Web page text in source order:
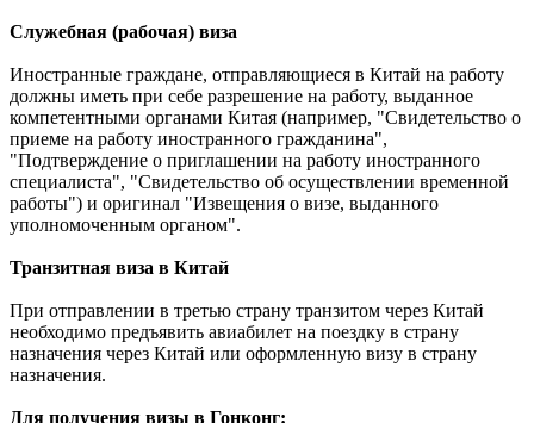
Служебная (рабочая) виза
Иностранные граждане, отправляющиеся в Китай на работу
должны иметь при себе разрешение на работу, выданное
компетентными органами Китая (например, "Свидетельство о
приеме на работу иностранного гражданина",
"Подтверждение о приглашении на работу иностранного
специалиста", "Свидетельство об осуществлении временной
работы") и оригинал "Извещения о визе, выданного
уполномоченным органом".
Транзитная виза в Китай
При отправлении в третью страну транзитом через Китай
необходимо предъявить авиабилет на поездку в страну
назначения через Китай или оформленную визу в страну
назначения.
Для получения визы в Гонконг: